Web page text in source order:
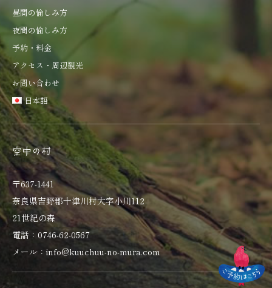
昼間の愉しみ方
夜間の愉しみ方
予約・料金
アクセス・周辺観光
お問い合わせ
日本語
空中の村
〒637-1441
奈良県吉野郡十津川村大字小川112
21世紀の森
電話：0746-62-0567
メール：info@kuuchuu-no-mura.com